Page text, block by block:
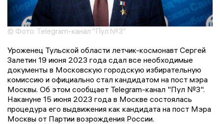
© Фото: Telegram-канал "Пул №3"
Уроженец Тульской области летчик-космонавт Сергей
Залетин 19 июня 2023 года сдал все необходимые
документы в Московскую городскую избирательную
комиссию и официально стал кандидатом на пост мэра
Москвы. Об этом сообщает Telegram-канал "Пул №3".
Накануне 15 июня 2023 года в Москве состоялась
процедура его выдвижения как кандидата на пост Мэра
Москвы от Партии возрождения России.